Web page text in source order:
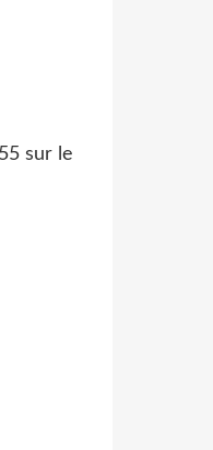
sur le